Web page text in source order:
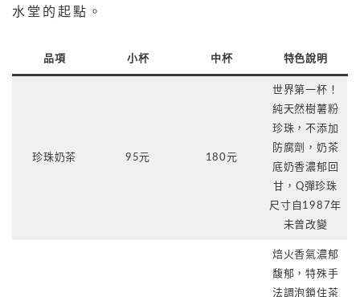
水堂的起點。
品項 小杯 中杯 特色說明
珍珠奶茶 95元 180元
世界第一杯！
純天然樹薯粉
珍珠，不添加
防腐劑，奶茶
底奶香濃郁回
甘，Q彈珍珠
尺寸自1987年
未曾改變
焙火香氣濃郁
馥郁，特殊手
法調泡鎖住茶